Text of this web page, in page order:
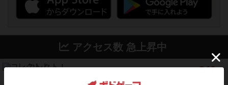
アクセス数 急上昇中
340 PT
コレクト！